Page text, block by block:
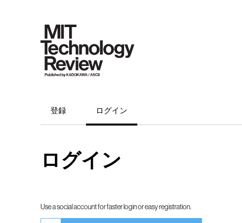
登録 ログイン
ログイン
Use a social account for faster login or easy registration.